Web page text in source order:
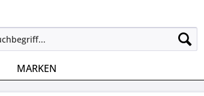
MARKEN